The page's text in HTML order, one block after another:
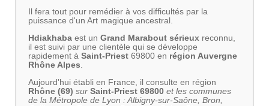
Il fera tout pour remédier à vos difficultés par la
puissance d'un Art magique ancestral.
Hdiakhaba est un Grand Marabout sérieuxreconnu,
il est suivi par une clientèle qui se développe
rapidement à Saint-Priest69800 en région Auvergne
Rhône Alpes
Aujourd'hui établi en France, il consulte en région
Rhône (69) sur Saint-Priest 69800et les communes
de la Métropole de Lyon : Albigny-sur-Saône, Bron,